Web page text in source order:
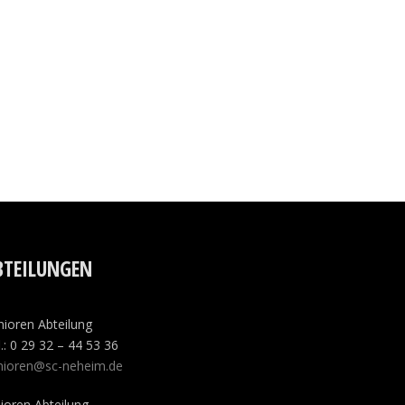
Abteilung
0 29 32 – 44 53 36
neheim.de